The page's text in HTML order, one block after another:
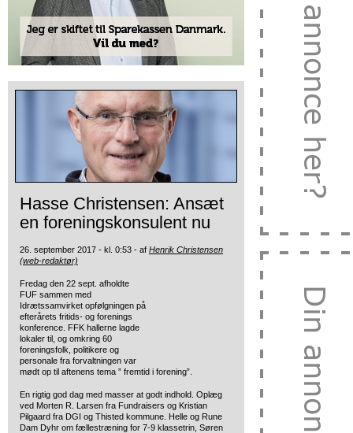
Hasse Christensen: Ansæt
en foreningskonsulent nu
26. september 2017 - kl. 0:53 - af Henrik Christensen
(web-redaktør)
Fredag den 22 sept. afholdte
FUF sammen med
Idrætssamvirket opfølgningen på
efterårets fritids- og forenings
konference. FFK hallerne lagde
lokaler til, og omkring 60
foreningsfolk, politikere og
personale fra forvaltningen var
mødt op til aftenens tema ” fremtid i forening”.
En rigtig god dag med masser at godt indhold. Oplæg
ved Morten R. Larsen fra Fundraisers og Kristian
Pilgaard fra DGI og Thisted kommune. Helle og Rune
Dam Dyhr om fællestræning for 7-9 klassetrin, Søren